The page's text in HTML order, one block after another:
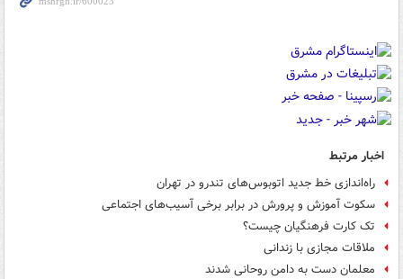
اخبار مرتبط
راه‌اندازی خط جدید اتوبوس‌های تندرو در تهران
سکوت آموزش و پرورش در برابر برخی آسیب‌های اجتماعی
تک کارت فرهنگیان چیست؟
ملاقات مجازی با زندانی
معلمان دست به دامن روحانی شدند